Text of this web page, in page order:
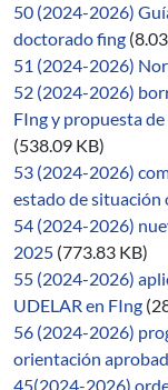
50 (2024-2026)
doctorado fing
51 (2024-2026)
52 (2024-2026)
FIng y propuesta
(538.09 KB)
53 (2024-2026)
estado de
54 (2024-2026)
2025 (773.83 KB)
55 (2024-2026)
UDELAR en FIng
56 (2024-2026)
orientación
45(2024-2026)